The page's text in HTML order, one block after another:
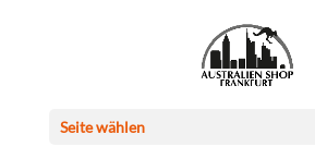
Seite wählen